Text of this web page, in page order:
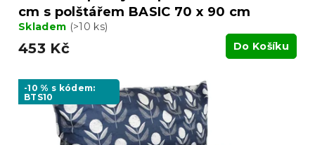
cm s polštářem BASIC 70 x 90 cm
Skladem (>10 ks)
453 Kč Do Košíku
-10 % s kódem:
BTS10